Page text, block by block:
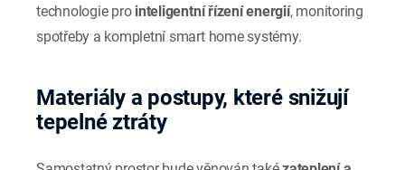
technologie pro inteligentní řízení energií, monitoring
spotřeby a kompletní smart home systémy.
Materiály a postupy, které snižují
tepelné ztráty